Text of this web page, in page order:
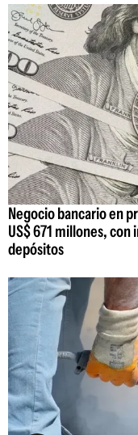
Negocio bancario en
US$ 671 millones,
depósitos